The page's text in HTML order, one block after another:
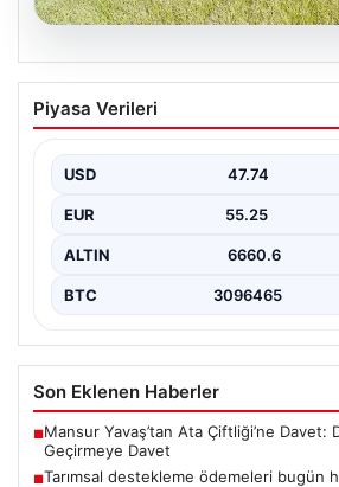
Tarımsal destekleme
hesaplara yatacak
Piyasa Verileri
USD 47.74
EUR 55.25
ALTIN 6660.6
BTC 3096465
Son Eklenen Haberler
■Mansur Yavaş’tan Ata Çiftliği’ne Davet:
Geçirmeye Davet
■Tarımsal destekleme ödemeleri bugün